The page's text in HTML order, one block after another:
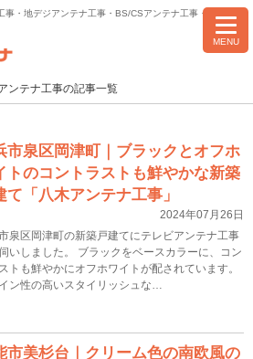
・地デジアンテナ工事・BS/CSアンテナ工事・アンテナ
MENU
ンテナ工事の記事一覧
市泉区岡津町｜ブラックとオフホ
トのコントラストも鮮やかな新築
て「八木アンテナ工事」
2024年07月26日
泉区岡津町の新築戸建てにテレビアンテナ工事
いしました。 ブラックをベースカラーに、コン
トも鮮やかにオフホワイトが配されています。
ン性の高いスタイリッシュな…
市美杉台｜クリーム色の南欧風の